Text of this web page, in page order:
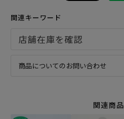
関連キーワード
商品についてのお問い合わせ
関連商品